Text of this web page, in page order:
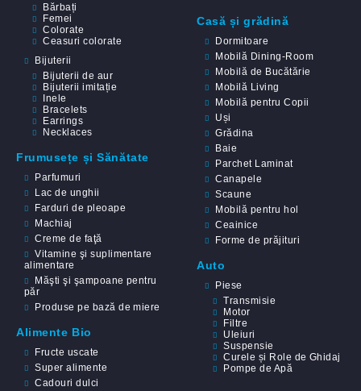
Bărbați
Femei
Colorate
Ceasuri colorate
Bijuterii
Bijuterii de aur
Bijuterii imitație
Inele
Bracelets
Earrings
Necklaces
Frumusețe și Sănătate
Parfumuri
Lac de unghii
Farduri de pleoape
Machiaj
Creme de faţă
Vitamine şi suplimentare
alimentare
Măşti şi şampoane pentru
păr
Produse pe bază de miere
Alimente Bio
Fructe uscate
Super alimente
Cadouri dulci
Casă și grădină
Dormitoare
Mobilă Dining-Room
Mobilă de Bucătărie
Mobilă Living
Mobilă pentru Copii
Uși
Grădina
Baie
Parchet Laminat
Canapele
Scaune
Mobilă pentru hol
Ceainice
Forme de prăjituri
Auto
Piese
Transmisie
Motor
Filtre
Uleiuri
Suspensie
Curele și Role de Ghidaj
Pompe de Apă